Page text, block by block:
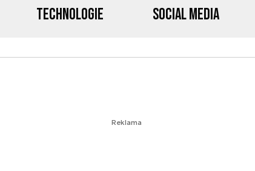
Technologie Social media
Reklama